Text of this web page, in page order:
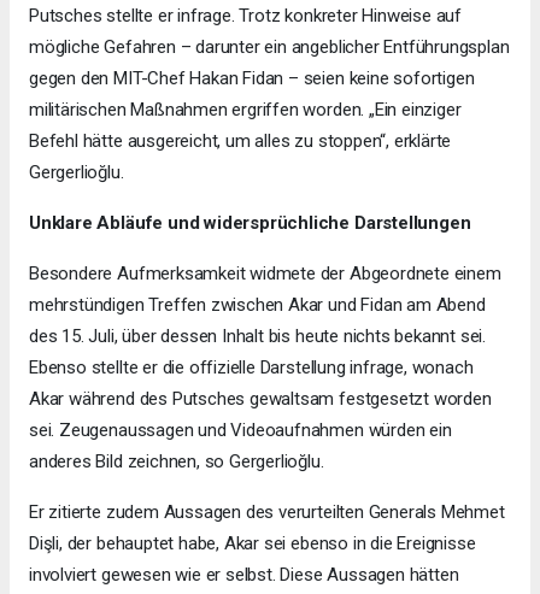
Putsches stellte er infrage. Trotz konkreter Hinweise auf
mögliche Gefahren – darunter ein angeblicher Entführungsplan
gegen den MIT-Chef Hakan Fidan – seien keine sofortigen
militärischen Maßnahmen ergriffen worden. „Ein einziger
Befehl hätte ausgereicht, um alles zu stoppen“, erklärte
Gergerlioğlu.
Unklare Abläufe und widersprüchliche Darstellungen
Besondere Aufmerksamkeit widmete der Abgeordnete einem
mehrstündigen Treffen zwischen Akar und Fidan am Abend
des 15. Juli, über dessen Inhalt bis heute nichts bekannt sei.
Ebenso stellte er die offizielle Darstellung infrage, wonach
Akar während des Putsches gewaltsam festgesetzt worden
sei. Zeugenaussagen und Videoaufnahmen würden ein
anderes Bild zeichnen, so Gergerlioğlu.
Er zitierte zudem Aussagen des verurteilten Generals Mehmet
Dişli, der behauptet habe, Akar sei ebenso in die Ereignisse
involviert gewesen wie er selbst. Diese Aussagen hätten